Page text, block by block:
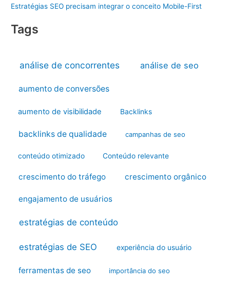
Estratégias SEO precisam integrar o conceito Mobile-First
Tags
análise de concorrentes análise de seo
aumento de conversões
aumento de visibilidade Backlinks
backlinks de qualidade campanhas de seo
conteúdo otimizado Conteúdo relevante
crescimento do tráfego crescimento orgânico
engajamento de usuários
estratégias de conteúdo
estratégias de SEO experiência do usuário
ferramentas de seo importância do seo